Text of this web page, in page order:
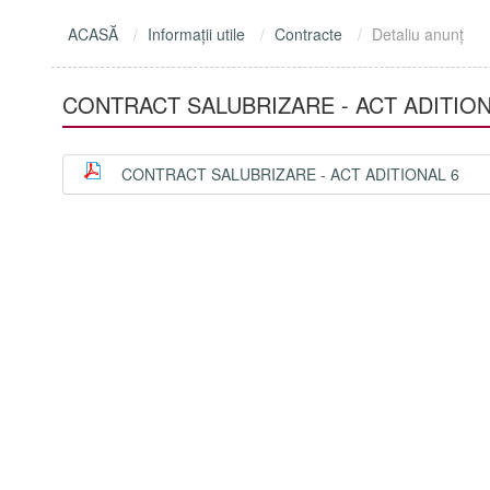
ACASĂ Informaţii utile Contracte Detaliu anunţ
CONTRACT SALUBRIZARE - ACT
CONTRACT SALUBRIZARE - ACT ADITIONAL 6